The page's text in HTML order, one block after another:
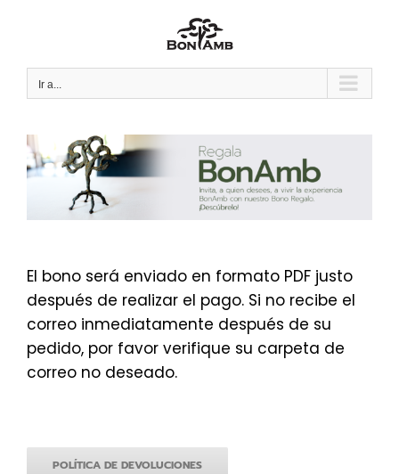
Ir a...
El bono será enviado en formato PDF justo
después de realizar el pago. Si no recibe el
correo inmediatamente después de su
pedido, por favor verifique su carpeta de
correo no deseado.
POLÍTICA DE DEVOLUCIONES